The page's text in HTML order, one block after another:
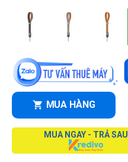
MUA HÀNG
MUA NGAY - TRẢ SAU